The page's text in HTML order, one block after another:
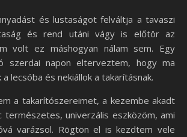
és rend utáni vágy is előtör az
volt ez máshogyan nálam sem. Egy
szerdai napon elterveztem, hogy ma
lecsóba és nekiállok a takarításnak.
a takarítószereimet, a kezembe akadt
természetes, univerzális eszközöm, ami
varázsol. Rögtön el is kezdtem vele